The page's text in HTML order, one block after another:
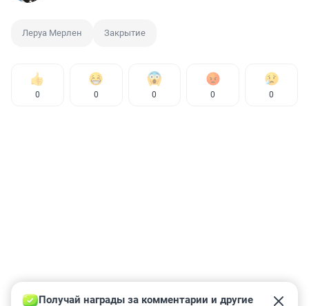
Леруа Мерлен Закрытие
0 0 0 0 0
Получай награды за комментарии и другие